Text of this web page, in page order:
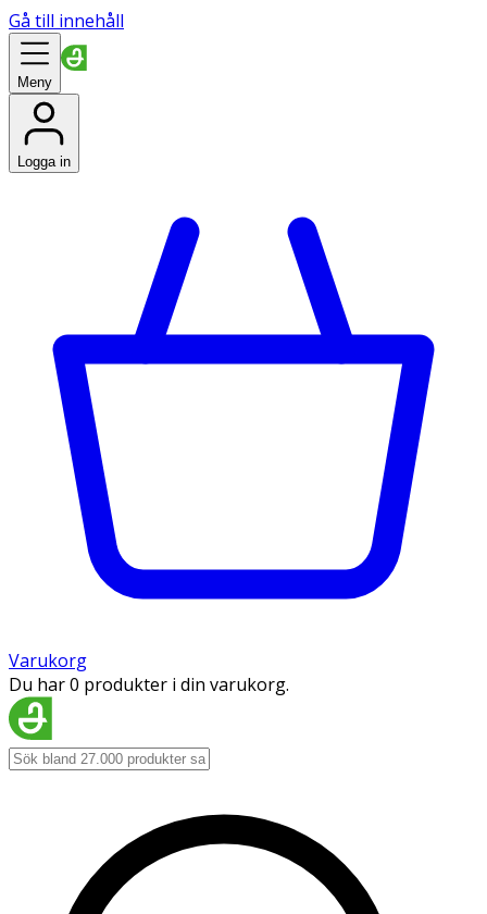
Gå till innehåll
Meny
Logga in
Varukorg
Du har 0 produkter i din varukorg.